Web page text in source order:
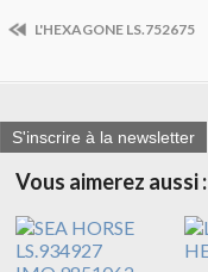
L'HEXAGONE LS.752675
S'inscrire à la newsletter
Vous aimerez aussi :